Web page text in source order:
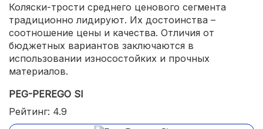
Коляски-трости среднего ценового сегмента
традиционно лидируют. Их достоинства –
соотношение цены и качества. Отличия от
бюджетных вариантов заключаются в
использовании износостойких и прочных
материалов.
PEG-PEREGO SI
Рейтинг: 4.9